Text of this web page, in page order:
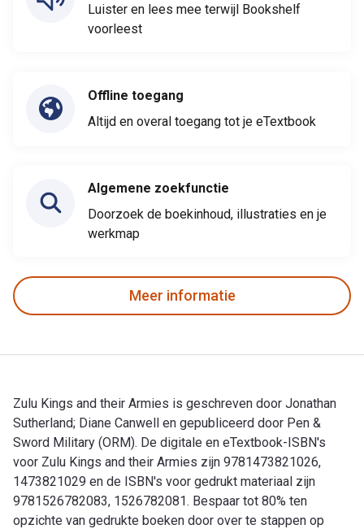
Luister en lees mee terwijl Bookshelf
voorleest
Offline toegang
Altijd en overal toegang tot je eTextbook
Algemene zoekfunctie
Doorzoek de boekinhoud, illustraties en je
werkmap
Meer informatie
Zulu Kings and their Armies is geschreven door Jonathan
Sutherland; Diane Canwell en gepubliceerd door Pen &
Sword Military (ORM). De digitale en eTextbook-ISBN's
voor Zulu Kings and their Armies zijn 9781473821026,
1473821029 en de ISBN's voor gedrukt materiaal zijn
9781526782083, 1526782081. Bespaar tot 80% ten
opzichte van gedrukte boeken door over te stappen op